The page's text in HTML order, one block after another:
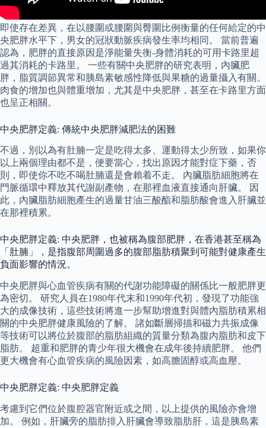
即使存在差異，在以腰圍或腰圍與臀圍比例衡量的任何給定的中
央肥胖水平下，男女的冠狀動脈疾病發生率均相同。 當前普遍
認為，肥胖的直接原因是淨能量失衡-身體消耗的可用卡路里超
過其消耗的卡路里。 一些有關中央肥胖的研究表明，內臟肥
胖，脂質調節異常和胰島素敏感性降低與果糖的過量攝入有關。
肉食的增加也與體重增加，尤其是中央肥胖，甚至在卡路里方面
也呈正相關。
中央肥胖定義: 傳統中央肥胖減肥法的困難
不過，別以為有肚腩一定是吃得太多、運動得太少所致，如果你
以上兩個理由都不是，便要當心，找出原因才能對症下藥，否
則，即使你不吃不喝肚腩還是會賴着不走。 內臟脂肪細胞將在
門脈循環中釋放其代謝副產物，在那裡血液直接通向肝臟。 因
此，內臟脂肪細胞產生的過量甘油三酸酯和脂肪酸會進入肝臟並
在那裡積累。
中央肥胖定義: 中央肥胖，也被稱為腹部肥胖，在香港甚至稱為
「肚腩」，是指腹部周圍過多的腹部脂肪積聚到可能對健康產生
負面影響的情況。
中央肥胖與心血管疾病有關的代謝功能障礙的關係比一般肥胖更
為密切。 研究人員在1980年代末和1990年代初，發現了功能強
大的成像技術，這些技術將進一步幫助增進對與體內脂肪積累相
關的中央肥胖健康風險的了解。 諸如斷層掃描和磁力共振成像
等技術可以將位於腹部的脂肪組織的質量分類為腹內脂肪和皮下
脂肪。 超重和肥胖的青少年很大機會在成年後持續肥胖。 他們
更大機會有心血管疾病的風險因素，如高膽固醇或高血壓。
中央肥胖定義: 中央肥胖定義
考慮到它們位於腹腔器官附近或之間，以上提供的風險亦會增
加。 例如，肝臟旁的脂肪排入肝臟會導致脂肪肝，這是胰島素